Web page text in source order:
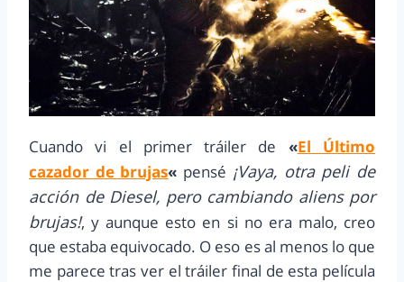
Cuando vi el primer tráiler de «El Último
cazador de brujas« pensé ¡Vaya, otra peli de
acción de Diesel, pero cambiando aliens por
brujas!, y aunque esto en si no era malo, creo
que estaba equivocado. O eso es al menos lo que
me parece tras ver el tráiler final de esta película